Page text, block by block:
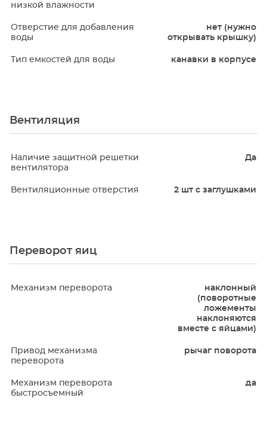
низкой влажности
Отверстие для добавления
воды
нет (нужно
открывать крышку)
Тип емкостей для воды канавки в корпусе
Вентиляция
Наличие защитной решетки
вентилятора
Да
Вентиляционные отверстия 2 шт с заглушками
Переворот яиц
Механизм переворота
наклонный
(поворотные
ложементы
наклоняются
вместе с яйцами)
Привод механизма
переворота
рычаг поворота
Механизм переворота
быстросъемный
да